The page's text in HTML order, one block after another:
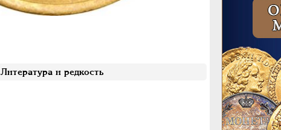
Литература и редкость